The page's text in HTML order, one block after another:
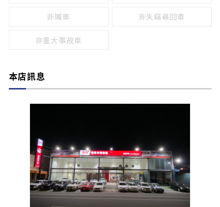
非贓車 非失竊尋回車
非重大事故車
本店訊息